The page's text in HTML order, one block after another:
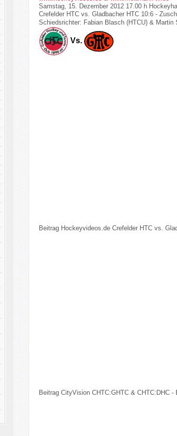
Samstag, 15. Dezember 2012 17.00 h
Crefelder HTC vs. Gladbacher HTC 10:6 -
Schiedsrichter: Fabian Blasch (HTCU) & Martin
Vs.
Beitrag Hockeyvideos.de Crefelder HTC vs.
Beitrag CityVision CHTC:GHTC & CHTC:DHC